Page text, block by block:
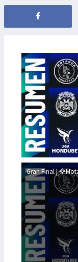
Gran Final |